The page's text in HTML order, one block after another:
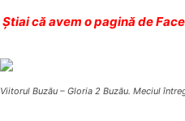
Ştiai că avem o pagină de
Viitorul Buzău – Gloria 2 Buzău. Meciul